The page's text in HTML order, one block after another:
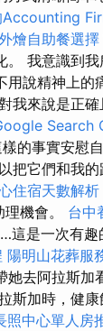
Accounting
燴自助餐選擇
。 我意識到
說精神上的
我來說是正
Search
的事實安慰
它們和我
住宿天數解析
機會。 台中
是一次有趣
陽明山花葬服
去阿拉斯
斯加時，健康
照中心單人房